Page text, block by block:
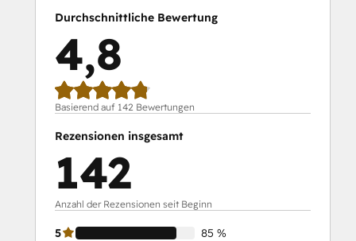
for Developing a Successful Modern
Salesforce Integration Certification
SEO
SEO II
Service Hub Software
Course
Social Media Marketing Certification II
Durchschnittliche Bewertung
4,8
Basierend auf 142 Bewertungen
Rezensionen insgesamt
142
Anzahl der Rezensionen seit Beginn
5
85 %